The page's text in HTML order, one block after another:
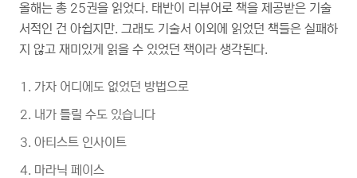
올해는 총 25권을 읽었다. 태반이 리뷰어로 책을 제공받은 기술
서적인 건 아쉽지만. 그래도 기술서 이외에 읽었던 책들은 실패하
지 않고 재미있게 읽을 수 있었던 책이라 생각된다.
가자 어디에도 없었던 방법으로
내가 틀릴 수도 있습니다
아티스트 인사이트
마라닉 페이스